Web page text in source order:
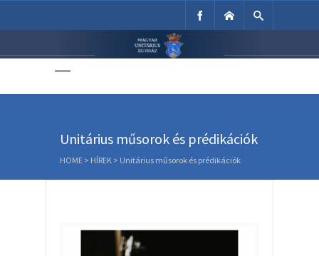
Unitárius Egyház
Unitárius műsorok és prédikációk
HOME > HÍREK > Unitárius műsorok és prédikációk